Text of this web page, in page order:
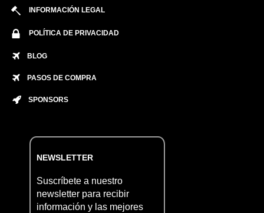
INFORMACIÓN LEGAL
POLÍTICA DE PRIVACIDAD
BLOG
PASOS DE COMPRA
SPONSORS
NEWSLETTER
Suscríbete a nuestro
newsletter para recibir
información y las mejores